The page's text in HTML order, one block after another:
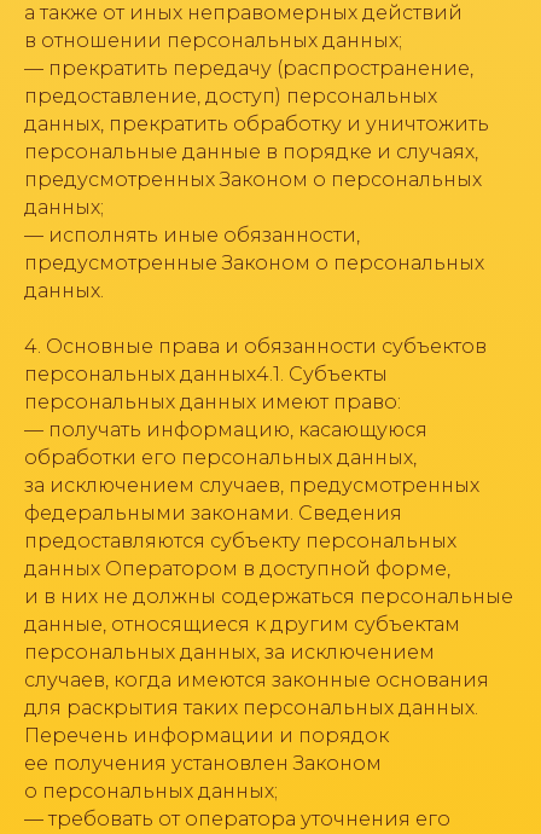
а также от иных неправомерных действий
в отношении персональных данных;
— прекратить передачу (распространение,
предоставление, доступ) персональных
данных, прекратить обработку и уничтожить
персональные данные в порядке и случаях,
предусмотренных Законом о персональных
данных;
— исполнять иные обязанности,
предусмотренные Законом о персональных
данных.
4. Основные права и обязанности субъектов
персональных данных4.1. Субъекты
персональных данных имеют право:
— получать информацию, касающуюся
обработки его персональных данных,
за исключением случаев, предусмотренных
федеральными законами. Сведения
предоставляются субъекту персональных
данных Оператором в доступной форме,
и в них не должны содержаться персональные
данные, относящиеся к другим субъектам
персональных данных, за исключением
случаев, когда имеются законные основания
для раскрытия таких персональных данных.
Перечень информации и порядок
ее получения установлен Законом
о персональных данных;
— требовать от оператора уточнения его